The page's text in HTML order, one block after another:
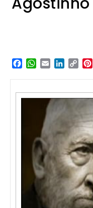
Facebook
WhatsApp
EmailLinkedIn